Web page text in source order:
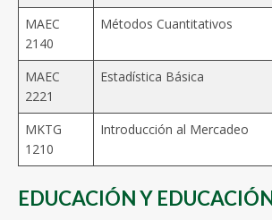
MAEC
2140
Métodos Cuantitativos
MAEC
2221
Estadística Básica
MKTG
1210
Introducción al Mercadeo
EDUCACIÓN Y